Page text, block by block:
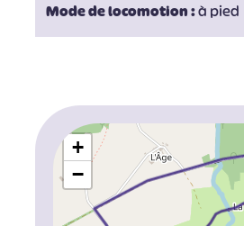
Mode de locomotion :à pied
+
−